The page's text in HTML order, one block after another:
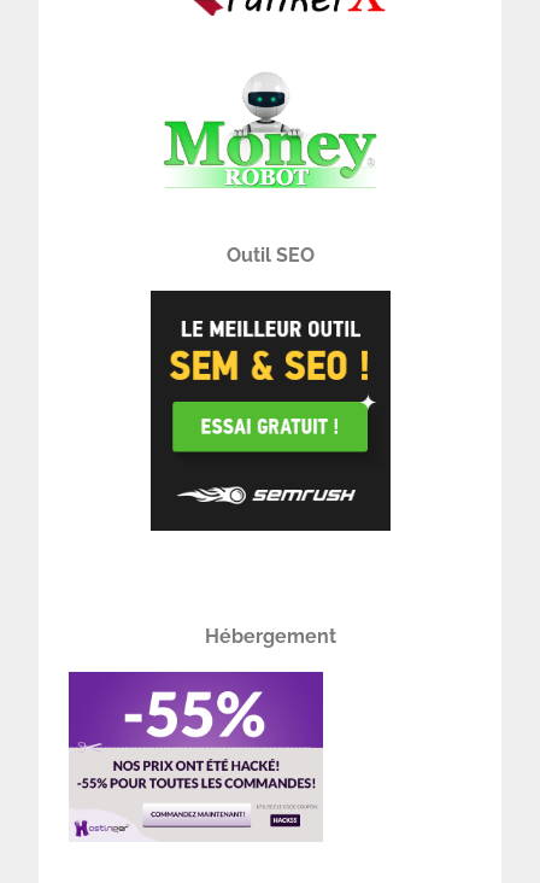
Outil SEO
Hébergement